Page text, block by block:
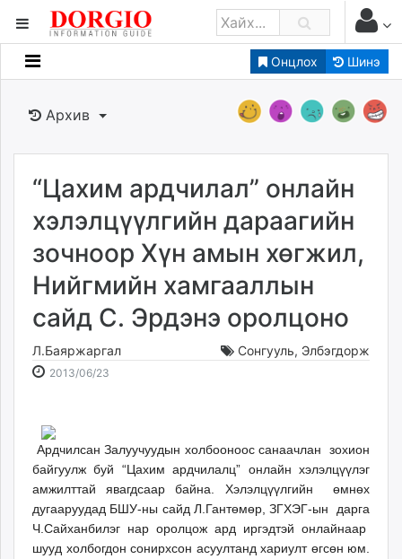
Онцлох Шинэ
Мэдээллийн
Банк санхүү
Бизнес ААН
Төрийн
Нийслэлийн
dorgio.mn
Gogo.mn
news.mn
zindaa.mn
Baabar.mn
mnb.mn
Livetv.mn
24tsag.mn
shuud.mn
eagle.mn
Архив
“Цахим ардчилал” онлайн
хэлэлцүүлгийн дараагийн
зочноор Хүн амын хөгжил,
Нийгмийн хамгааллын
сайд С. Эрдэнэ оролцоно
Л.Баяржаргал Сонгууль, Элбэгдорж
2013/06/23
Ардчилсан Залуучуудын холбооноос санаачлан зохион
байгуулж буй “Цахим ардчилалц” онлайн хэлэлцүүлэг
амжилттай явагдсаар байна. Хэлэлцүүлгийн өмнөх
дугааруудад БШУ-ны сайд Л.Гантөмөр, ЗГХЭГ-ын дарга
Ч.Сайханбилэг нар оролцож ард иргэдтэй онлайнаар
шууд холбогдон сонирхсон асуултанд хариулт өгсөн юм.